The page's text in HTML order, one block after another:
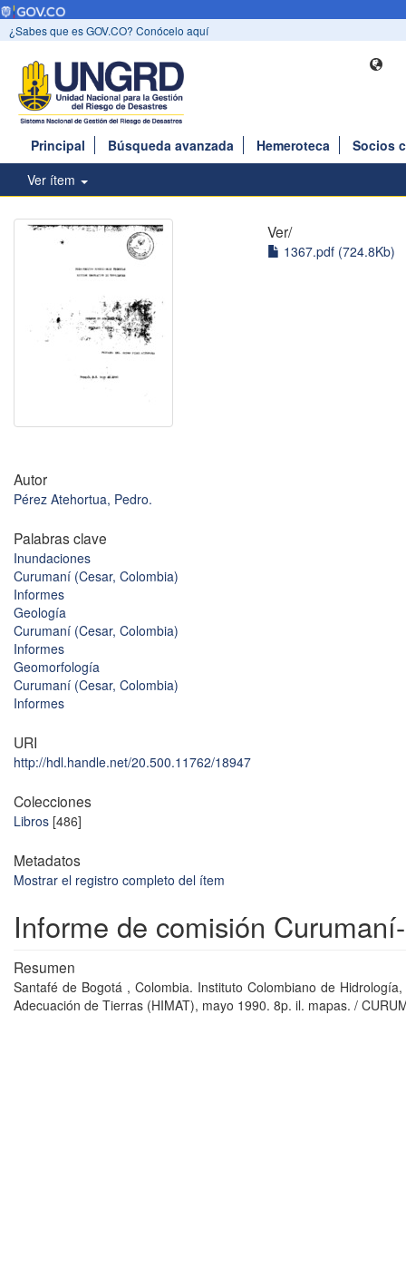
¿Sabes que es GOV.CO? Conócelo aquí
Principal Búsqueda avanzada Hemeroteca
Socios
Ver ítem
Ver/
1367.pdf (724.8Kb)
Autor
Pérez Atehortua, Pedro.
Palabras clave
Inundaciones
Curumaní (Cesar, Colombia)
Informes
Geología
Curumaní (Cesar, Colombia)
Informes
Geomorfología
Curumaní (Cesar, Colombia)
Informes
URI
http://hdl.handle.net/20.500.11762/18947
Colecciones
Libros [486]
Metadatos
Mostrar el registro completo del ítem
Informe de comisión
Resumen
Santafé de Bogotá , Colombia. Instituto Colombiano de
Adecuación de Tierras (HIMAT), mayo 1990. 8p. il. mapas. /